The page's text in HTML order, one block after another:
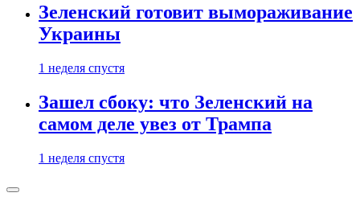
Зеленский готовит вымораживание
Украины
1 неделя спустя
Зашел сбоку: что Зеленский на
самом деле увез от Трампа
1 неделя спустя